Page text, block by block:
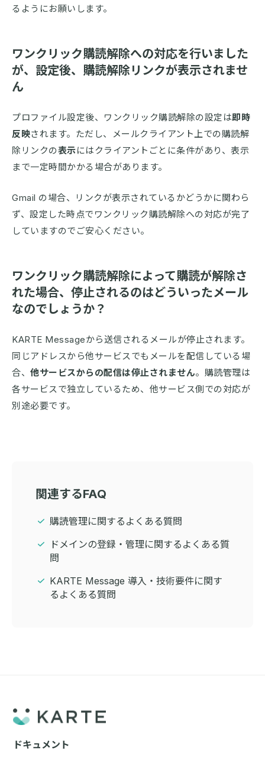
るようにお願いします。
ワンクリック購読解除への対応を行いました
が、設定後、購読解除リンクが表示されませ
ん
プロファイル設定後、ワンクリック購読解除の設定は即時
反映されます。ただし、メールクライアント上での購読解
除リンクの表示にはクライアントごとに条件があり、表示
まで一定時間かかる場合があります。
Gmail の場合、リンクが表示されているかどうかに関わら
ず、設定した時点でワンクリック購読解除への対応が完了
していますのでご安心ください。
ワンクリック購読解除によって購読が解除さ
れた場合、停止されるのはどういったメール
なのでしょうか？
KARTE Messageから送信されるメールが停止されます。
同じアドレスから他サービスでもメールを配信している場
合、 他サービスからの配信は停止されません。購読管理は
各サービスで独立しているため、他サービス側での対応が
別途必要です。
関連するFAQ
購読管理に関するよくある質問
ドメインの登録・管理に関するよくある質
問
KARTE Message 導入・技術要件に関す
るよくある質問
ドキュメント